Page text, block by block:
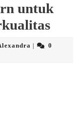
untuk
Arista0